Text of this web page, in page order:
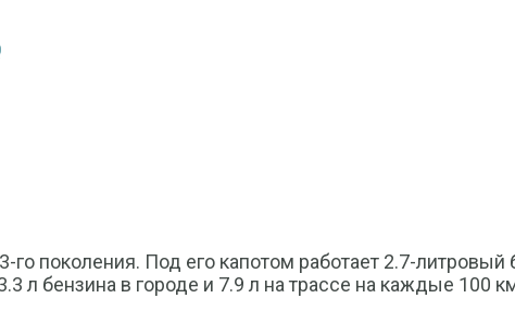
поколения. Под его капотом работает 2.7-
л бензина в городе и 7.9 л на трассе на каждые 100